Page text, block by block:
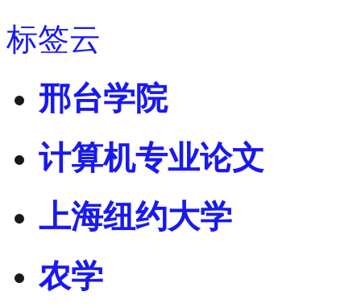
标签云
邢台学院
计算机专业论文
上海纽约大学
农学